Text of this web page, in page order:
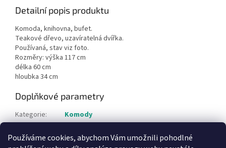
Používáme cookies, abychom Vám umožnili pohodlné
Detailní popis produktu
Komoda, knihovna, bufet.
Teakové dřevo, uzavíratelná dvířka.
Používaná, stav viz foto.
Rozměry: výška 117 cm
délka 60 cm
hloubka 34 cm
Doplňkové parametry
Kategorie:
Komody
Položka byla vyprodána…